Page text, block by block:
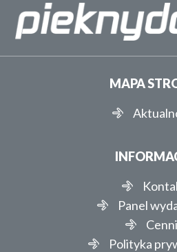
MAPA
Panel
Polityka